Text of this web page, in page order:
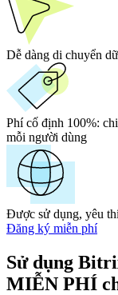
Dễ dàng di chuyển
Phí cố định 100%:
mỗi người dùng
Được sử dụng, yêu
Đăng ký miễn phí
Sử dụng
MIỄN PHÍ